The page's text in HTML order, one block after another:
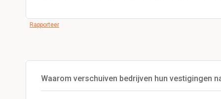
Rapporteer
Waarom verschuiven bedrijven hun vestigingen